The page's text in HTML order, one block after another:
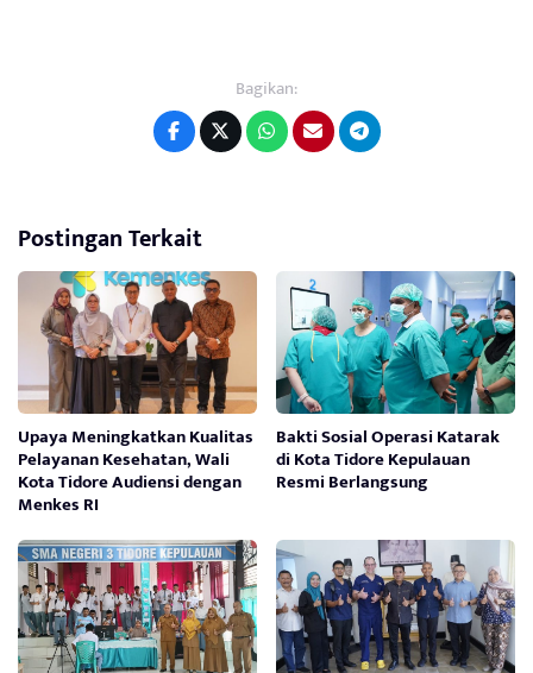
Bagikan:
Postingan Terkait
Upaya Meningkatkan Kualitas
Pelayanan Kesehatan, Wali
Kota Tidore Audiensi dengan
Menkes RI
Bakti Sosial Operasi Katarak
di Kota Tidore Kepulauan
Resmi Berlangsung